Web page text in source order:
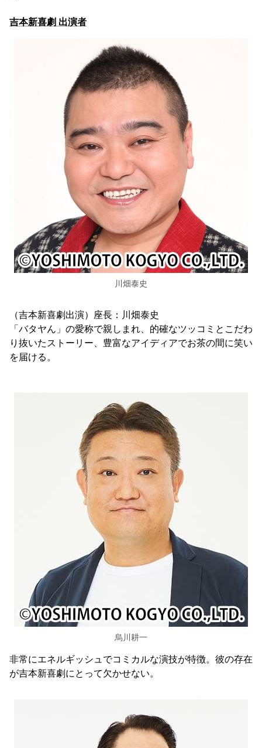
吉本新喜劇 出演者
川畑泰史
（吉本新喜劇出演）座長：川畑泰史
「バタヤん」の愛称で親しまれ、的確なツッコミとこだわ
り抜いたストーリー、豊富なアイディアでお茶の間に笑い
を届ける。
烏川耕一
非常にエネルギッシュでコミカルな演技が特徴。彼の存在
が吉本新喜劇にとって欠かせない。